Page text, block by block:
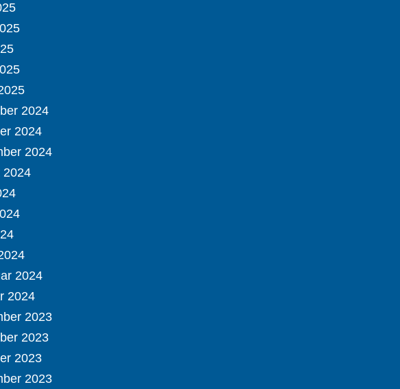
2024
2024
2024
2024
2024
2024
2023
2023
2023
2023